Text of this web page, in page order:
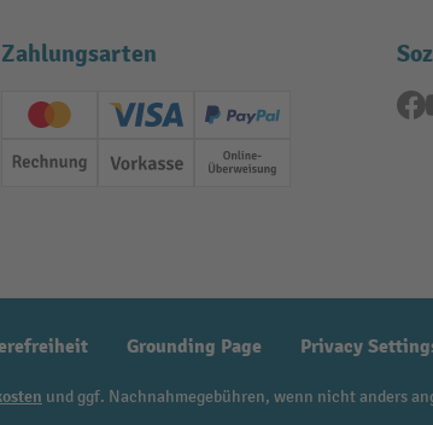
Zahlungsarten
Creditcard (Master)Creditcard (Visa)
PayPal
Rechnung Vorkasse Online-Überweisung
Grounding Page Privacy
und ggf. Nachnahmegebühren, wenn nicht anders